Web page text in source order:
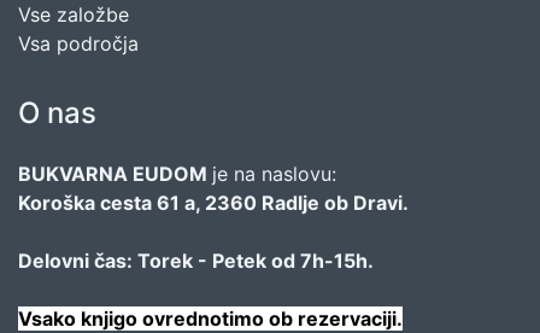
Vse založbe
Vsa področja
O nas
BUKVARNA EUDOM je na naslovu:
Koroška cesta 61 a, 2360 Radlje ob Dravi.
Delovni čas: Torek - Petek od 7h-15h.
Vsako knjigo ovrednotimo ob rezervaciji.